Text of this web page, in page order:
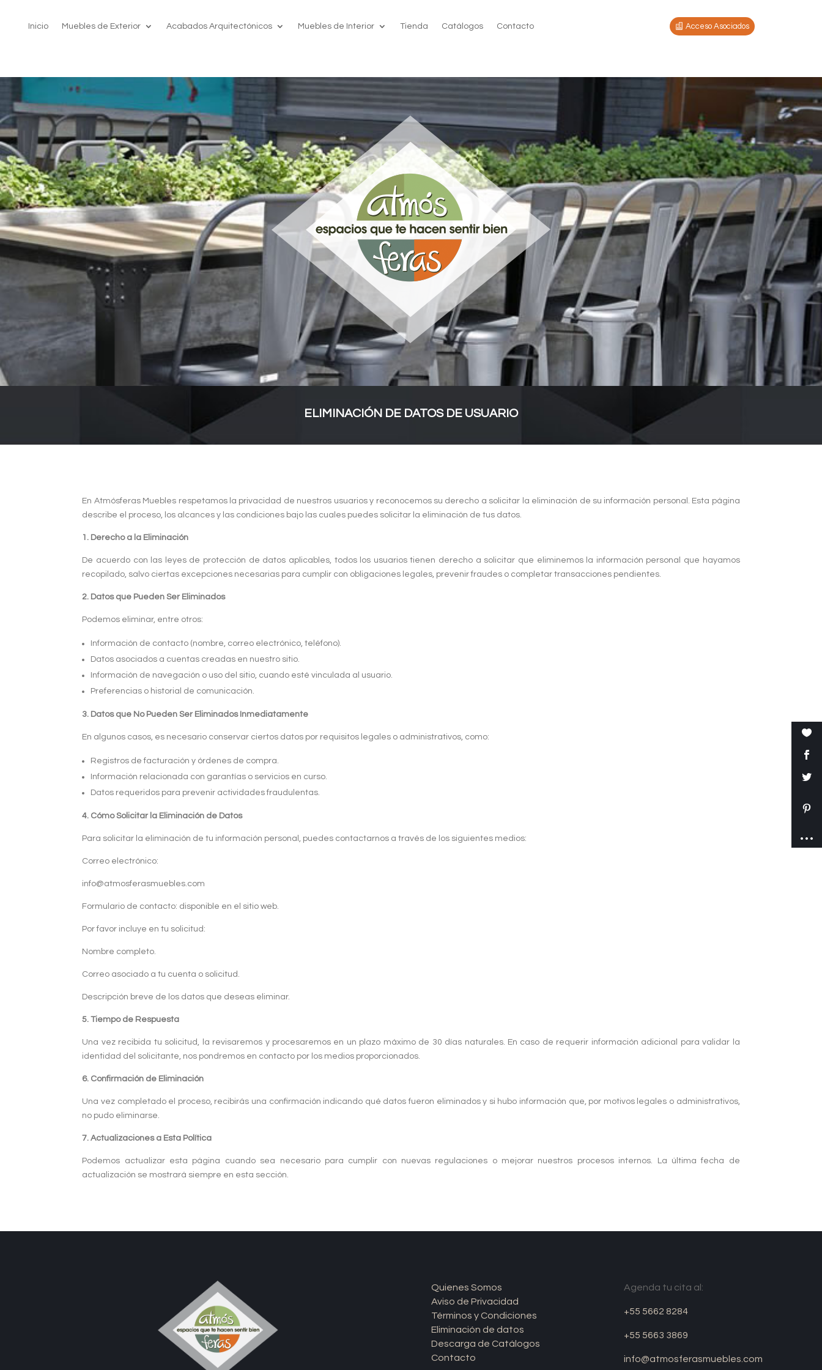
Inicio Muebles de Exterior Acabados Arquitectónicos Muebles de Interior Tienda Catálogos Contacto Acceso Asociados
ELIMINACIÓN DE DATOS DE USUARIO
En Atmósferas Muebles respetamos la privacidad de nuestros usuarios y reconocemos su derecho a solicitar la eliminación de su información personal. Esta página
describe el proceso, los alcances y las condiciones bajo las cuales puedes solicitar la eliminación de tus datos.
1. Derecho a la Eliminación
De acuerdo con las leyes de protección de datos aplicables, todos los usuarios tienen derecho a solicitar que eliminemos la información personal que hayamos
recopilado, salvo ciertas excepciones necesarias para cumplir con obligaciones legales, prevenir fraudes o completar transacciones pendientes.
2. Datos que Pueden Ser Eliminados
Podemos eliminar, entre otros:
Información de contacto (nombre, correo electrónico, teléfono).
Datos asociados a cuentas creadas en nuestro sitio.
Información de navegación o uso del sitio, cuando esté vinculada al usuario.
Preferencias o historial de comunicación.
3. Datos que No Pueden Ser Eliminados Inmediatamente
En algunos casos, es necesario conservar ciertos datos por requisitos legales o administrativos, como:
Registros de facturación y órdenes de compra.
Información relacionada con garantías o servicios en curso.
Datos requeridos para prevenir actividades fraudulentas.
4. Cómo Solicitar la Eliminación de Datos
Para solicitar la eliminación de tu información personal, puedes contactarnos a través de los siguientes medios:
Correo electrónico:
info@atmosferasmuebles.com
Formulario de contacto: disponible en el sitio web.
Por favor incluye en tu solicitud:
Nombre completo.
Correo asociado a tu cuenta o solicitud.
Descripción breve de los datos que deseas eliminar.
5. Tiempo de Respuesta
Una vez recibida tu solicitud, la revisaremos y procesaremos en un plazo máximo de 30 días naturales. En caso de requerir información adicional para validar la
identidad del solicitante, nos pondremos en contacto por los medios proporcionados.
6. Confirmación de Eliminación
Una vez completado el proceso, recibirás una confirmación indicando qué datos fueron eliminados y si hubo información que, por motivos legales o administrativos,
no pudo eliminarse.
7. Actualizaciones a Esta Política
Podemos actualizar esta página cuando sea necesario para cumplir con nuevas regulaciones o mejorar nuestros procesos internos. La última fecha de
actualización se mostrará siempre en esta sección.
Quienes Somos
Aviso de Privacidad
Términos y Condiciones
Eliminación de datos
Descarga de Catálogos
Contacto
Agenda tu cita al:
+55 5662 8284
+55 5663 3869
info@atmosferasmuebles.com